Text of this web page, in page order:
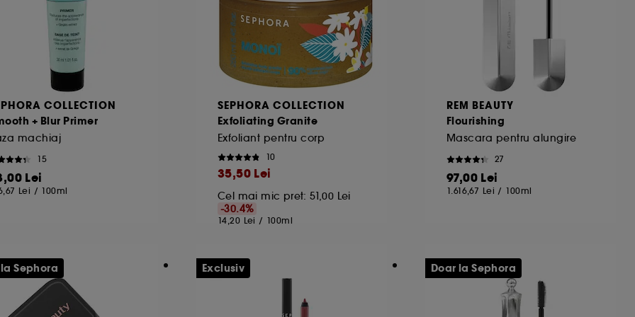
COLLECTION
+ Blur Primer
machiaj
15
Lei
Lei / 100ml
SEPHORA COLLECTION
Exfoliating Granite
Exfoliant pentru corp
10
35,50 Lei
Cel mai mic pret:51,00 Lei
-30.4%
14,20 Lei / 100ml
REM BEAUTY
Flourishing
Mascara pentru alungire
27
97,00 Lei
1.616,67 Lei / 100ml
Sephora Exclusiv Doar la Sephora